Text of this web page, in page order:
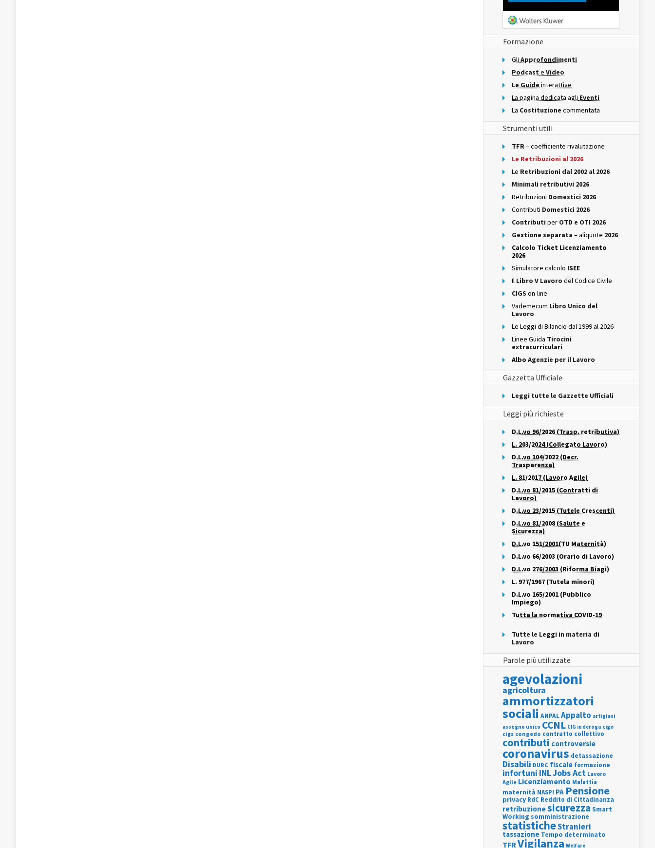
Formazione
Gli Approfondimenti
Podcast e Video
Le Guide interattive
La pagina dedicata agli Eventi
La Costituzione commentata
Strumenti utili
TFR– coefficiente rivalutazione
Le Retribuzioni al 2026
Le Retribuzioni dal 2002 al 2026
Minimali retributivi 2026
Retribuzioni Domestici 2026
Contributi Domestici 2026
Contributi per OTD e OTI 2026
Gestione separata – aliquote 2026
Calcolo Ticket Licenziamento
2026
Simulatore calcolo ISEE
Il Libro V Lavoro del Codice Civile
CIGS on-line
Vademecum Libro Unico del
Lavoro
Le Leggi di Bilancio dal 1999 al 2026
Linee Guida Tirocini
extracurriculari
Albo Agenzie per il Lavoro
Gazzetta Ufficiale
Leggi tutte le Gazzette Ufficiali
Leggi più richieste
D.L.vo 96/2026 (Trasp. retributiva)
L. 203/2024 (Collegato Lavoro)
D.L.vo 104/2022 (Decr.
Trasparenza)
L. 81/2017 (Lavoro Agile)
D.L.vo 81/2015 (Contratti di
Lavoro)
D.L.vo 23/2015 (Tutele Crescenti)
D.L.vo 81/2008 (Salute e
Sicurezza)
D.L.vo 151/2001(TU Maternità)
D.L.vo 66/2003 (Orario di Lavoro)
D.L.vo 276/2003 (Riforma Biagi)
L. 977/1967 (Tutela minori)
D.L.vo 165/2001 (Pubblico
Impiego)
Tutta la normativa COVID-19
Tutte le Leggi in materia di
Lavoro
Parole più utilizzate
agevolazioni
agricoltura
ammortizzatori
sociali ANPALAppalto artigiani
assegno unico CCNL CIG in deroga cigo
cigs congedo contratto collettivo
contributi controversie
coronavirus detassazione
Disabili DURC fiscale formazione
infortuni INLJobs Act Lavoro
Agile Licenziamento Malattia
maternità NASPI PA Pensione
privacy RdC Reddito di Cittadinanza
retribuzionesicurezza Smart
Working somministrazione
statisticheStranieri
tassazione Tempo determinato
TFRVigilanza Welfare